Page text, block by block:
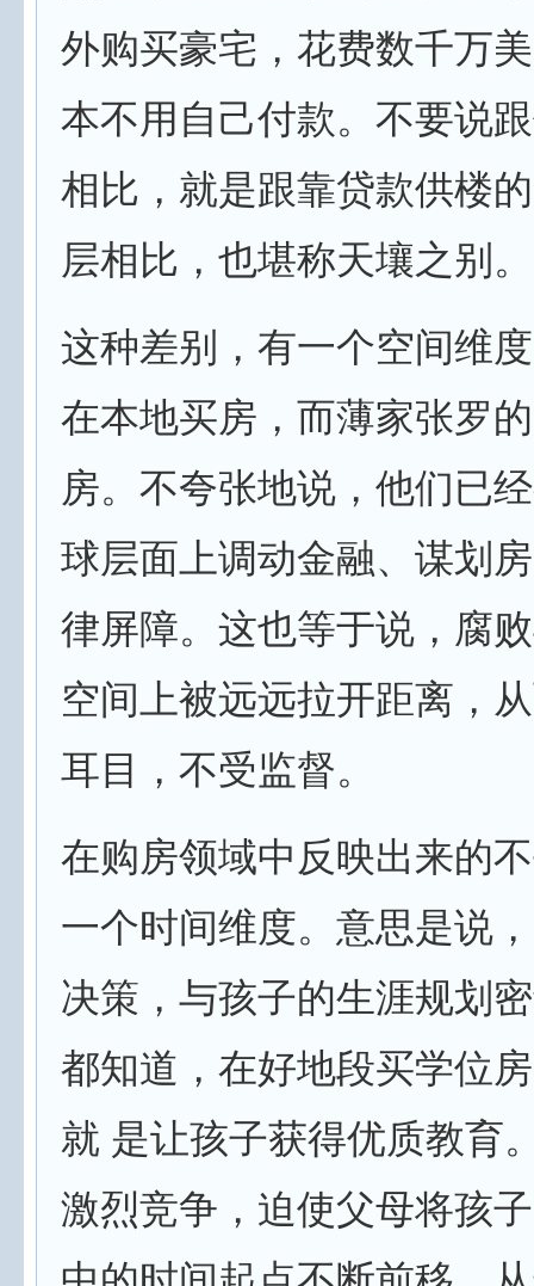
外购买豪宅，花费数千万
本不用自己付款。不要说
相比，就是跟靠贷款供楼
层相比，也堪称天壤之别。
这种差别，有一个空间维
在本地买房，而薄家张罗
房。不夸张地说，他们已
球层面上调动金融、谋划
律屏障。这也等于说，腐
空间上被远远拉开距离，
耳目，不受监督。
在购房领域中反映出来的
一个时间维度。意思是说
决策，与孩子的生涯规划
都知道，在好地段买学位
就 是让孩子获得优质教育
激烈竞争，迫使父母将孩